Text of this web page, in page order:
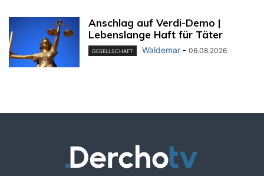
Anschlag auf Verdi-Demo |
Lebenslange Haft für Täter
GESELLSCHAFT Waldemar - 06.08.2026